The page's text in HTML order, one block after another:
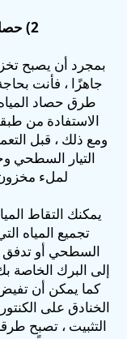
2) حصاد المياه
بمجرد أن يصبح
جاهزًا ، فأنت
طرق حصاد
الاستفادة من
ومع ذلك ، قبل
التيار السطحي
لملء
يمكنك التقاط
تجميع المياه
السطحي أو تدفق
إلى البرك الخاصة
كما يمكن أن تفيض
الخنادق على
التثبيت ، تصبح